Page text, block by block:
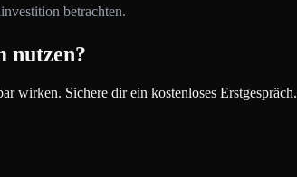
betrachten.
nutzen?
wirken. Sichere dir ein kostenloses Erstgespräch.